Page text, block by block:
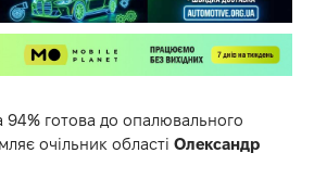
94% готова до опалювального
очільник області Олександр